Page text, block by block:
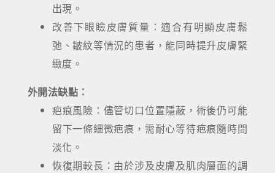
出現。
改善下眼瞼皮膚質量：適合有明顯皮膚鬆
弛、皺紋等情況的患者，能同時提升皮膚緊
緻度。
外開法缺點：
疤痕風險：儘管切口位置隱蔽，術後仍可能
留下一條細微疤痕，需耐心等待疤痕隨時間
淡化。
恢復期較長：由於涉及皮膚及肌肉層面的調